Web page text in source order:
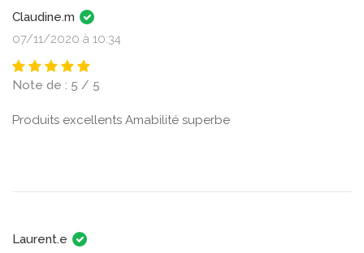
Claudine.m
07/11/2020 à 10:34
Note de : 5 / 5
Produits excellents Amabilité superbe
Laurent.e